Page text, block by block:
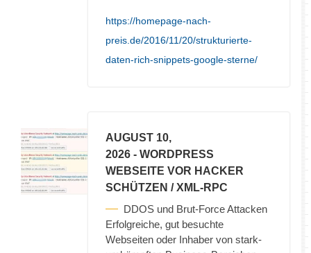
https://homepage-nach-
preis.de/2016/11/20/strukturierte-
daten-rich-snippets-google-sterne/
AUGUST 10,
2026 - WORDPRESS
WEBSEITE VOR HACKER
SCHÜTZEN / XML-RPC
DDOS und Brut-Force Attacken
Erfolgreiche, gut besuchte
Webseiten oder Inhaber von stark-